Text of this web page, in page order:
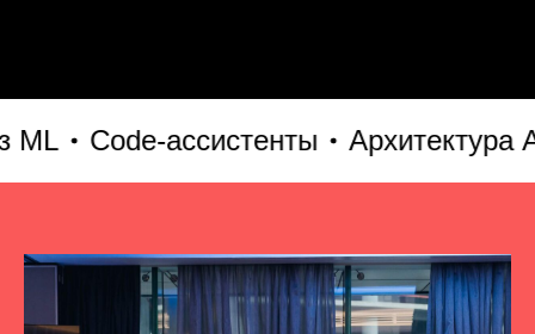
Code-ассистенты Архитектура AI-